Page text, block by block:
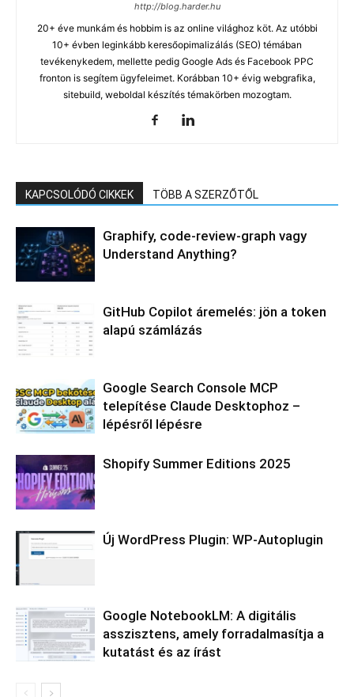
http://blog.harder.hu
20+ éve munkám és hobbim is az online világhoz köt. Az utóbbi
10+ évben leginkább keresőopimalizálás (SEO) témában
tevékenykedem, mellette pedig Google Ads és Facebook PPC
fronton is segítem ügyfeleimet. Korábban 10+ évig webgrafika,
sitebuild, weboldal készítés témakörben mozogtam.
KAPCSOLÓDÓ CIKKEK TÖBB A SZERZŐTŐL
Graphify, code-review-graph vagy
Understand Anything?
GitHub Copilot áremelés: jön a token
alapú számlázás
Google Search Console MCP
telepítése Claude Desktophoz –
lépésről lépésre
Shopify Summer Editions 2025
Új WordPress Plugin: WP-Autoplugin
Google NotebookLM: A digitális
asszisztens, amely forradalmasítja a
kutatást és az írást